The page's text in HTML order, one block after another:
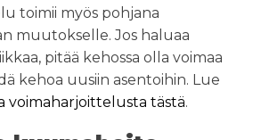
toimii myös pohjana
muutokselle. Jos haluaa
pitää kehossa olla voimaa
kehoa uusiin asentoihin. Lue
voimaharjoittelusta tästä.